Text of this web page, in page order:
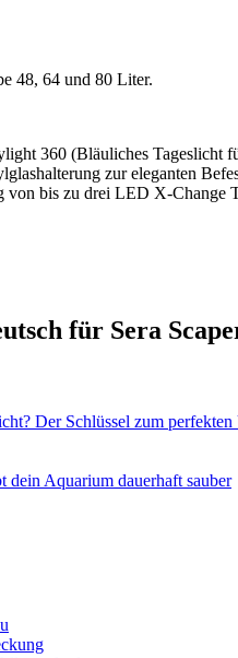
48, 64 und 80 Liter.
360 (Bläuliches Tageslicht
zur eleganten
bis zu drei LED X-Change
für Sera
Der Schlüssel zum perfekten
Aquarium dauerhaft sauber